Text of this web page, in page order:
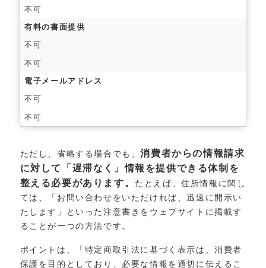
不可
有料の書面提供
不可
不可
電子メールアドレス
不可
不可
ただし、省略する場合でも、消費者からの情報請求
に対して「遅滞なく」情報を提供できる体制を
整える必要があります。
たとえば、住所情報に関し
ては、「お問い合わせをいただければ、迅速に開示い
たします」といった注意書きをウェブサイトに掲載す
ることが一つの方法です。
ポイントは、「特定商取引法に基づく表示は、消費者
保護を目的としており、必要な情報を適切に伝えるこ